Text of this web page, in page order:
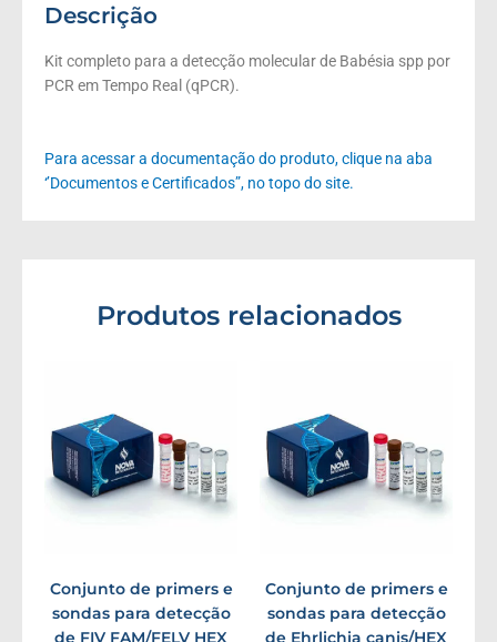
Descrição
Kit completo para a detecção molecular de Babésia spp por
PCR em Tempo Real (qPCR).
Para acessar a documentação do produto, clique na aba
‘’Documentos e Certificados”, no topo do site.
Produtos relacionados
Conjunto de primers e
sondas para detecção
de FIV FAM/FELV HEX
Conjunto de primers e
sondas para detecção
de Ehrlichia canis/HEX